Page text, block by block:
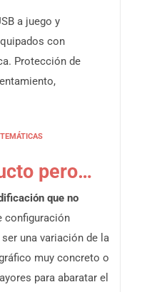
a juego y
con
Protección de
TEMÁTICAS
pero…
que no
configuración
una variación de la
muy concreto o
para abaratar el